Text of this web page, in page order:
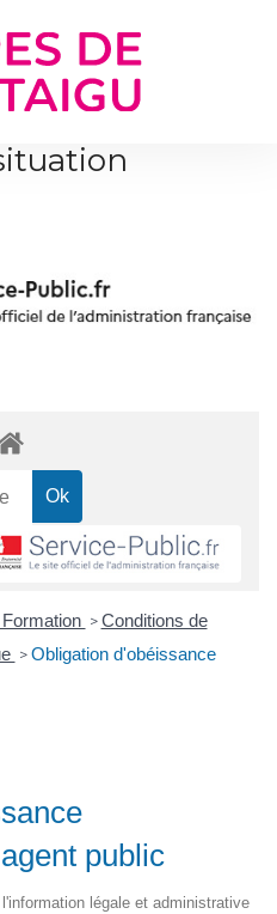
> Conditions de
> Obligation d'obéissance
public
légale et administrative